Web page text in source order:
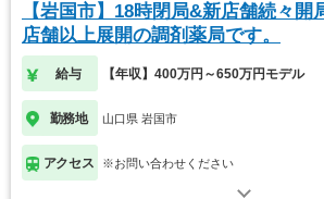
【岩国市】18時閉局&新店舗続々
店舗以上展開の調剤薬局です。
給与 【年収】400万円～650万円モデル
勤務地 山口県 岩国市
アクセス ※お問い合わせください